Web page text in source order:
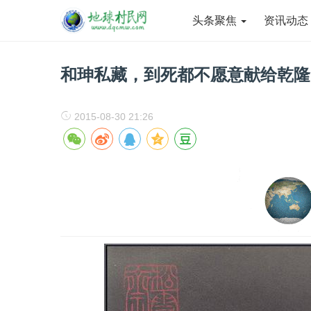
头条聚焦 资讯动态
和珅私藏，到死都不愿意献给乾
2015-08-30 21:26